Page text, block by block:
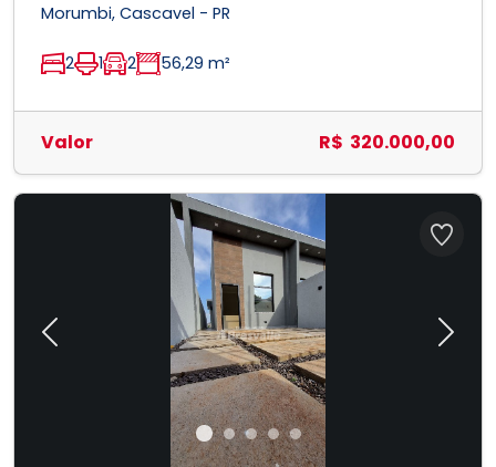
Morumbi, Cascavel - PR
2 1 2 56,29 m²
Valor R$ 320.000,00
Previous Next